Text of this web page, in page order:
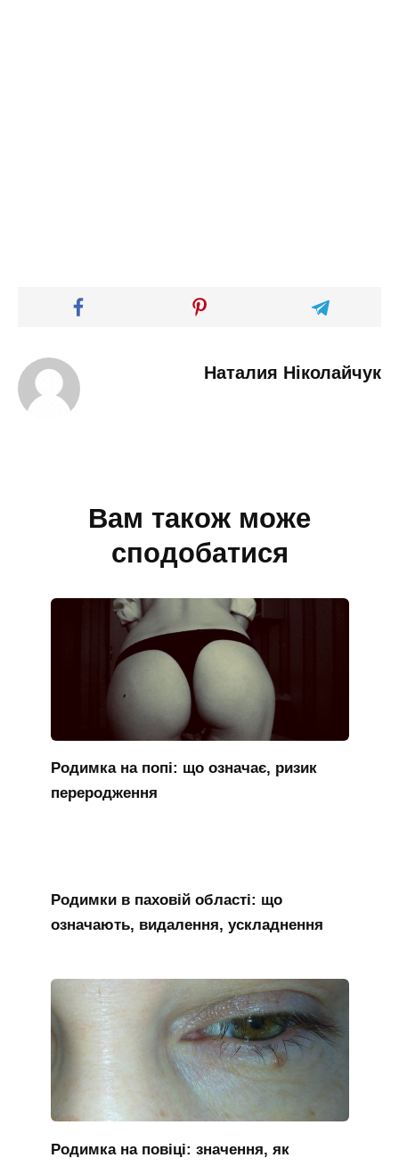
Наталия Ніколайчук
Вам також може
сподобатися
Родимка на попі: що означає, ризик
переродження
Родимки в паховій області: що
означають, видалення, ускладнення
Родимка на повіці: значення, як